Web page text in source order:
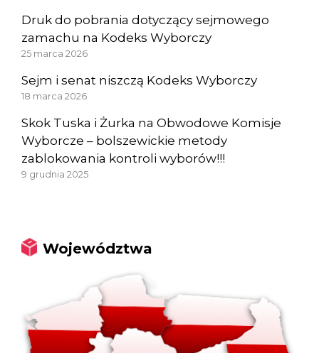
Druk do pobrania dotyczący sejmowego
zamachu na Kodeks Wyborczy
25 marca 2026
Sejm i senat niszczą Kodeks Wyborczy
18 marca 2026
Skok Tuska i Żurka na Obwodowe Komisje
Wyborcze – bolszewickie metody
zablokowania kontroli wyborów!!!
9 grudnia 2025
Województwa